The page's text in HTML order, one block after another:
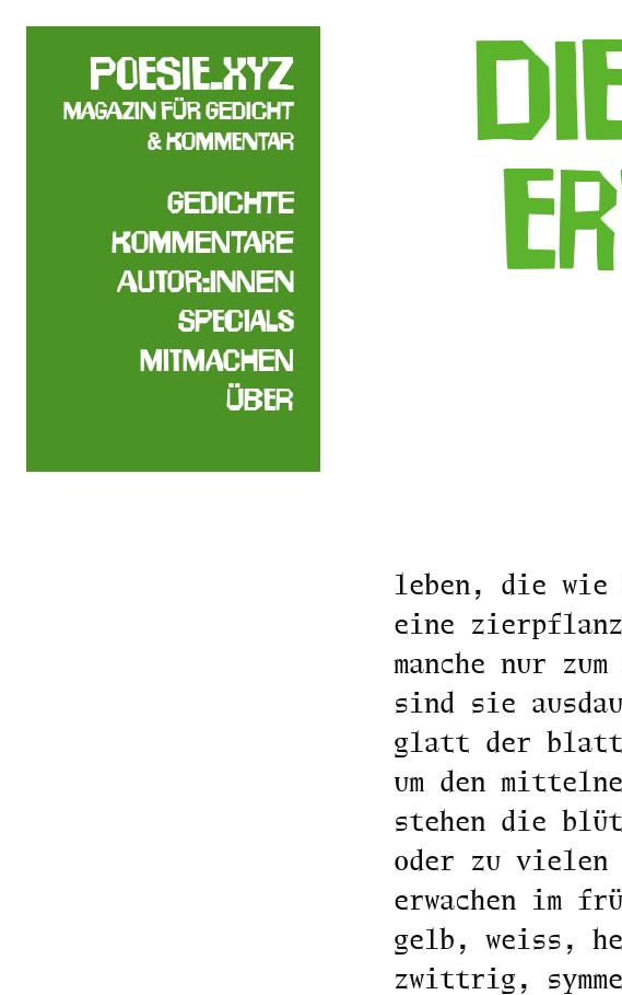
poesie.xyz
Magazin für Gedicht
& Kommentar
Gedichte
Kommentare
Autor:innen
Specials
Mitmachen
Über
leben, die wie
eine
manche nur
sind sie
glatt der
um den
stehen die
oder zu vielen
erwachen im
gelb, weiss,
zwittrig,